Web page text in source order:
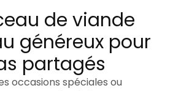
de viande
généreux pour
partagés
occasions spéciales ou